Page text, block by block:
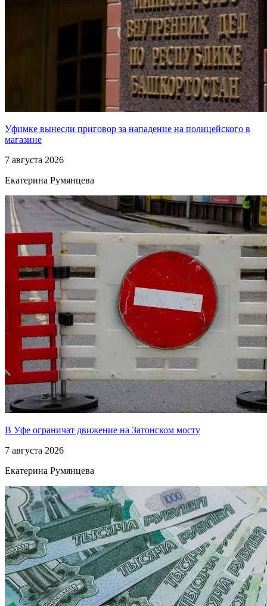
Уфимке вынесли приговор за нападение на полицейского в
магазине
7 августа 2026
Екатерина Румянцева
В Уфе ограничат движение на Затонском мосту
7 августа 2026
Екатерина Румянцева